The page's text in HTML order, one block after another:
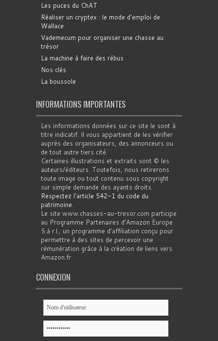
Les puces du ChAT
Réaliser un cryptex : le mode d'emploi de
Wallace
Vademecum pour organiser une chasse au
trésor
La machine à faire des rébus
Nos clés
La boussole
INFORMATIONS IMPORTANTES
Les informations données sur ce site le sont à
titre indicatif. Il vous appartient de les vérifier
auprès des organisateurs, des annonceurs ou
de tout autre tiers cité.
Certaines illustrations et extraits sont © les
auteurs/éditeurs. Toutefois, nous retirerons
toute image ou tout contenu sous copyright
sur simple demande des ayants droits.
Respectez l'article 542-1 du code du
patrimoine.
Le site www.chasses-au-tresor.com participe
au Programme Partenaires d’Amazon Europe
S.à r.l., un programme d’affiliation conçu pour
permettre à des sites de percevoir une
rémunération grâce à la création de liens vers
Amazon.fr
CONNEXION